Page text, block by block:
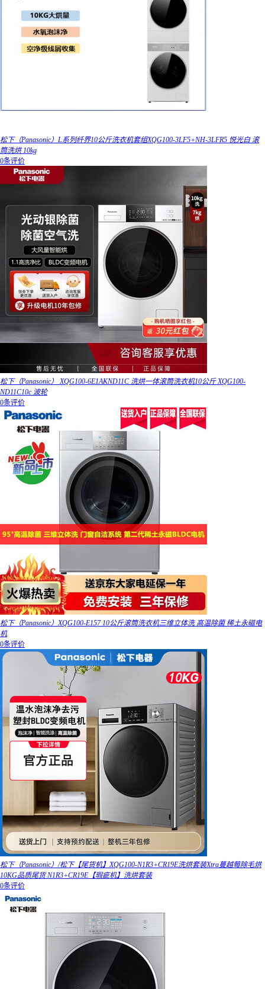
松下（Panasonic）L系列纤界10公斤洗衣机套组XQG100-3LF5+NH-3LFR5 悦光白 滚
筒洗烘 10kg
0条评价
松下（Panasonic） XQG100-6E1AKND11C 洗烘一体滚筒洗衣机10公斤 XQG100-
ND11C10c 波轮
0条评价
松下（Panasonic）XQG100-E157 10公斤滚筒洗衣机三维立体洗 高温除菌 稀土永磁电
机
0条评价
松下（Panasonic）/松下【尾货机】XQG100-N1R3+CR19E洗烘套装Xtra蔓越莓除毛烘
10KG品质尾货 N1R3+CR19E【瑕疵机】洗烘套装
0条评价